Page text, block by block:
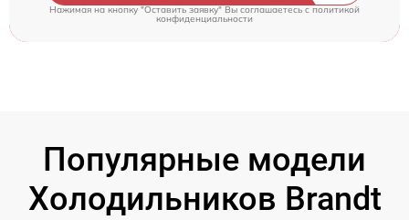
Нажимая на кнопку "Оставить заявку" Вы соглашаетесь c политикой
конфиденциальности
Популярные модели
Холодильников Brandt